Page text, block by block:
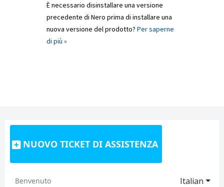
È necessario disinstallare una versione
precedente di Nero prima di installare una
nuova versione del prodotto? Per saperne
di più »
NUOVO TICKET DI ASSISTENZA
Italian
Benvenuto